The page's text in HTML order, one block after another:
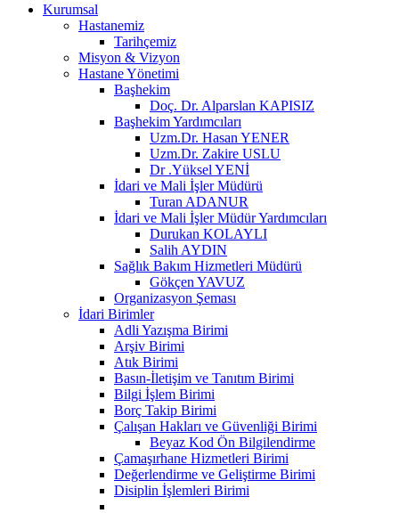
Kurumsal
Hastanemiz
Tarihçemiz
Misyon & Vizyon
Hastane Yönetimi
Başhekim
Doç. Dr. Alparslan KAPISIZ
Başhekim Yardımcıları
Uzm.Dr. Hasan YENER
Uzm.Dr. Zakire USLU
Dr .Yüksel YENİ
İdari ve Mali İşler Müdürü
Turan ADANUR
İdari ve Mali İşler Müdür Yardımcıları
Durukan KOLAYLI
Salih AYDIN
Sağlık Bakım Hizmetleri Müdürü
Gökçen YAVUZ
Organizasyon Şeması
İdari Birimler
Adli Yazışma Birimi
Arşiv Birimi
Atık Birimi
Basın-İletişim ve Tanıtım Birimi
Bilgi İşlem Birimi
Borç Takip Birimi
Çalışan Hakları ve Güvenliği Birimi
Beyaz Kod Ön Bilgilendirme
Çamaşırhane Hizmetleri Birimi
Değerlendirme ve Geliştirme Birimi
Disiplin İşlemleri Birimi